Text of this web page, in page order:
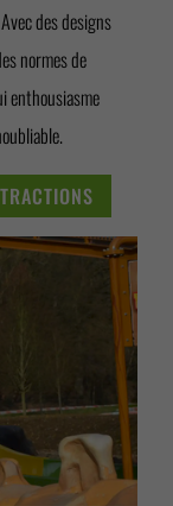
des designs
normes de
enthousiasme